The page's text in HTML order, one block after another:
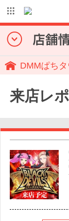
DMMぱち
来店レ